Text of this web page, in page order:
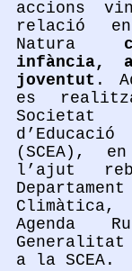
accions
relació
Natura
infància,
joventut .
es
(SCEA),
l’ajut
Climàtica,
Agenda
a la SCEA.